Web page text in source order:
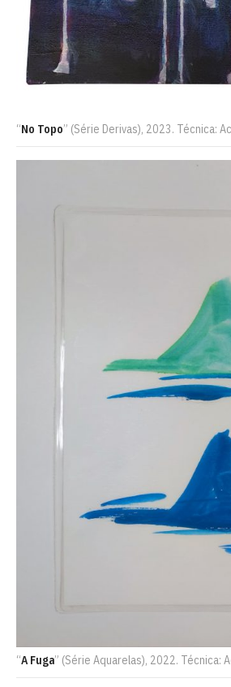
“No Topo” (Série Derivas), 2023. Técnica:
“A Fuga” (Série Aquarelas), 2022. Técnica: